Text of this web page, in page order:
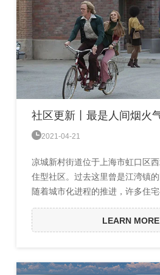
社区更新丨最是人间烟火
2021-04-21
凉城新村街道位于上海市虹口区
住型社区。过去这里曾是江湾镇
随着城市化进程的推进，许多住
区规划，可作为专项规划。它是
目平台、建立协调机制的策划建议
和社会发展规划层面中关于社区
LEARN